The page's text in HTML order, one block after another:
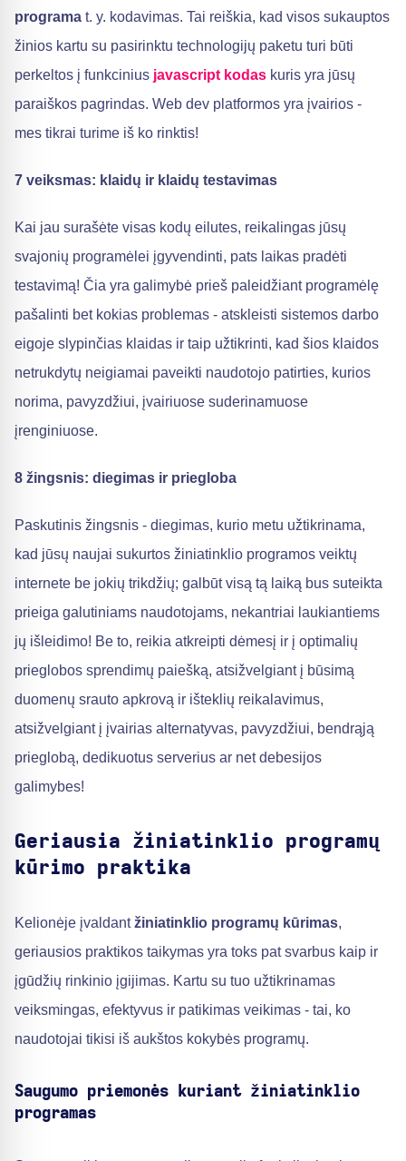
programa t. y. kodavimas. Tai reiškia, kad visos sukauptos
žinios kartu su pasirinktu technologijų paketu turi būti
perkeltos į funkcinius javascript kodas kuris yra jūsų
paraiškos pagrindas. Web dev platformos yra įvairios -
mes tikrai turime iš ko rinktis!
7 veiksmas: klaidų ir klaidų testavimas
Kai jau surašėte visas kodų eilutes, reikalingas jūsų
svajonių programėlei įgyvendinti, pats laikas pradėti
testavimą! Čia yra galimybė prieš paleidžiant programėlę
pašalinti bet kokias problemas - atskleisti sistemos darbo
eigoje slypinčias klaidas ir taip užtikrinti, kad šios klaidos
netrukdytų neigiamai paveikti naudotojo patirties, kurios
norima, pavyzdžiui, įvairiuose suderinamuose
įrenginiuose.
8 žingsnis: diegimas ir priegloba
Paskutinis žingsnis - diegimas, kurio metu užtikrinama,
kad jūsų naujai sukurtos žiniatinklio programos veiktų
internete be jokių trikdžių; galbūt visą tą laiką bus suteikta
prieiga galutiniams naudotojams, nekantriai laukiantiems
jų išleidimo! Be to, reikia atkreipti dėmesį ir į optimalių
prieglobos sprendimų paiešką, atsižvelgiant į būsimą
duomenų srauto apkrovą ir išteklių reikalavimus,
atsižvelgiant į įvairias alternatyvas, pavyzdžiui, bendrąją
prieglobą, dedikuotus serverius ar net debesijos
galimybes!
Geriausia žiniatinklio programų
kūrimo praktika
Kelionėje įvaldantžiniatinklio programų kūrimas,
geriausios praktikos taikymas yra toks pat svarbus kaip ir
įgūdžių rinkinio įgijimas. Kartu su tuo užtikrinamas
veiksmingas, efektyvus ir patikimas veikimas - tai, ko
naudotojai tikisi iš aukštos kokybės programų.
Saugumo priemonės kuriant žiniatinklio
programas